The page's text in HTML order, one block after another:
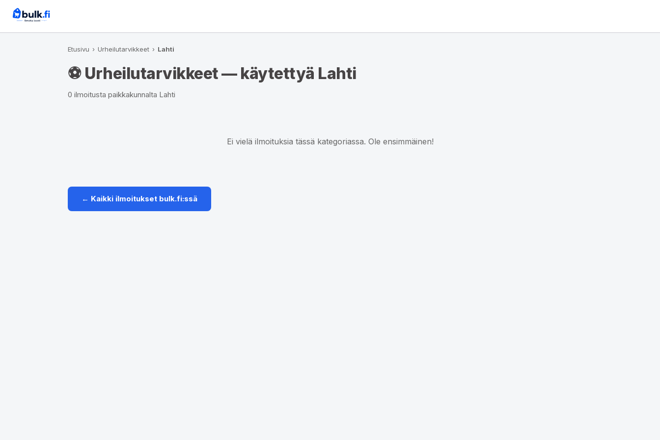
Etusivu › Urheilutarvikkeet › Lahti
⚽ Urheilutarvikkeet — käytettyä Lahti
0 ilmoitusta paikkakunnalta Lahti
Ei vielä ilmoituksia tässä kategoriassa. Ole ensimmäinen!
← Kaikki ilmoitukset bulk.fi:ssä